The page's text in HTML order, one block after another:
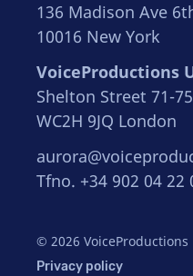
136 Madison Ave
10016 New York
VoiceProductions
Shelton Street 71-75
WC2H 9JQ London
Tfno. +34 902 04 22
© 2026 VoiceProductions
Privacy policy